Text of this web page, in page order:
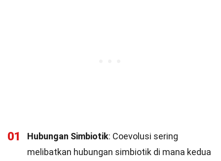
01 Hubungan Simbiotik: Coevolusi sering
melibatkan hubungan simbiotik di mana kedua